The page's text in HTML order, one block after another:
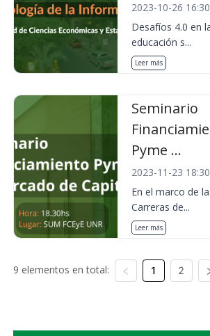
2023-10-26
Desafíos 4.0 en
educación s...
Leer más
Seminario
Pyme ...
2023-11-23
En el marco de
Carreras de...
Leer más
9 elementos en total: 1 2